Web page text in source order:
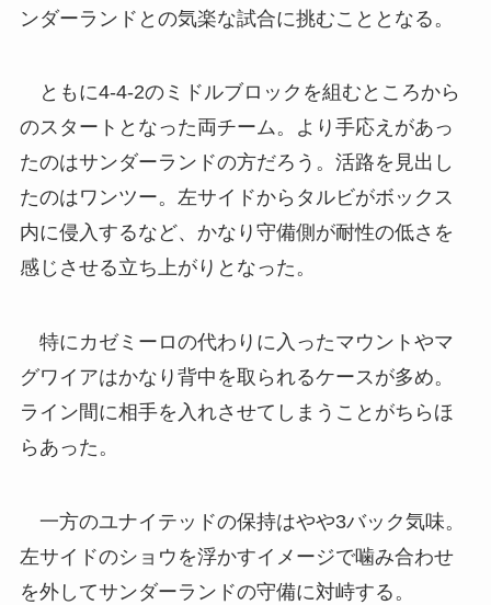
ンダーランドとの気楽な試合に挑むこととなる。
ともに4-4-2のミドルブロックを組むところから
のスタートとなった両チーム。より手応えがあっ
たのはサンダーランドの方だろう。活路を見出し
たのはワンツー。左サイドからタルビがボックス
内に侵入するなど、かなり守備側が耐性の低さを
感じさせる立ち上がりとなった。
特にカゼミーロの代わりに入ったマウントやマ
グワイアはかなり背中を取られるケースが多め。
ライン間に相手を入れさせてしまうことがちらほ
らあった。
一方のユナイテッドの保持はやや3バック気味。
左サイドのショウを浮かすイメージで噛み合わせ
を外してサンダーランドの守備に対峙する。